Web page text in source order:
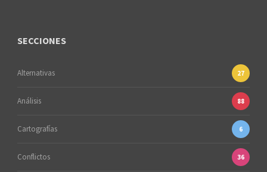
SECCIONES
Alternativas 27
Análisis 88
Cartografías 6
Conflictos 36